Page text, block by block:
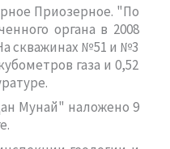
Приозерное. "По
органа в 2008
скважинах №51 и №3
газа и 0,52
Мунай" наложено 9